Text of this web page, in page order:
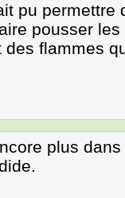
pu
pousser
flammes
plus